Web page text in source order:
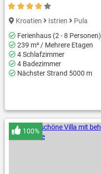
Kroatien Istrien
Pula
Ferienhaus (2 - 8 Personen)
239 m² / Mehrere Etagen
4 Schlafzimmer
4 Badezimmer
Nächster Strand 5000 m
100%